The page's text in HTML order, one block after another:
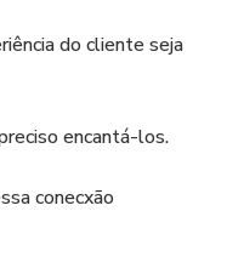
do cliente seja
encantá-los.
conecxão